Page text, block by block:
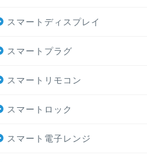
スマートディスプレイ
スマートプラグ
スマートリモコン
スマートロック
スマート電子レンジ